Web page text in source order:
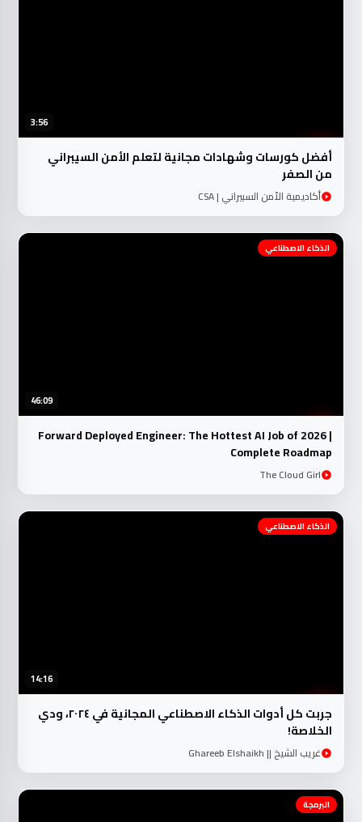
3:56
أفضل كورسات وشهادات مجانية لتعلم الأمن السيبراني
من الصفر
أكاديمية الأمن السبيراني | CSA
46:09
الذكاء الاصطناعي
Forward Deployed Engineer: The Hottest AI Job of 2026 |
Complete Roadmap
The Cloud Girl
14:16
الذكاء الاصطناعي
جربت كل أدوات الذكاء الاصطناعي المجانية في ٢٠٢٤، ودي
الخلاصة!
غريب الشيخ || Ghareeb Elshaikh
البرمجة